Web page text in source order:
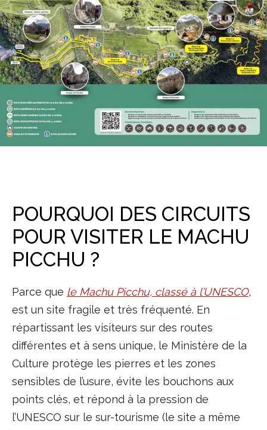
POURQUOI DES CIRCUITS
POUR VISITER LE MACHU
PICCHU ?
Parce que le Machu Picchu, classé à l’UNESCO,
est un site fragile et très fréquenté. En
répartissant les visiteurs sur des routes
différentes et à sens unique, le Ministère de la
Culture protège les pierres et les zones
sensibles de l’usure, évite les bouchons aux
points clés, et répond à la pression de
l’UNESCO sur le sur-tourisme (le site a même